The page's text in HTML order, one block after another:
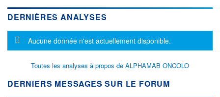
DERNIÈRES ANALYSES
Message d'information
Aucune donnée n'est actuellement disponible.
Toutes les analyses à propos de ALPHAMAB ONCOLO
DERNIERS MESSAGES SUR LE FORUM